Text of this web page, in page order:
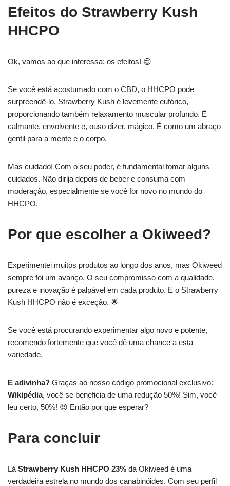
Efeitos do Strawberry Kush
HHCPO
Ok, vamos ao que interessa: os efeitos! 😌
Se você está acostumado com o CBD, o HHCPO pode
surpreendê-lo. Strawberry Kush é levemente eufórico,
proporcionando também relaxamento muscular profundo. É
calmante, envolvente e, ouso dizer, mágico. É como um abraço
gentil para a mente e o corpo.
Mas cuidado! Com o seu poder, é fundamental tomar alguns
cuidados. Não dirija depois de beber e consuma com
moderação, especialmente se você for novo no mundo do
HHCPO.
Por que escolher a Okiweed?
Experimentei muitos produtos ao longo dos anos, mas Okiweed
sempre foi um avanço. O seu compromisso com a qualidade,
pureza e inovação é palpável em cada produto. E o Strawberry
Kush HHCPO não é exceção. 🌟
Se você está procurando experimentar algo novo e potente,
recomendo fortemente que você dê uma chance a esta
variedade.
E adivinha? Graças ao nosso código promocional exclusivo:
Wikipédia, você se beneficia de uma redução 50%! Sim, você
leu certo, 50%! 😍 Então por que esperar?
Para concluir
Lá Strawberry Kush HHCPO 23% da Okiweed é uma
verdadeira estrela no mundo dos canabinóides. Com seu perfil